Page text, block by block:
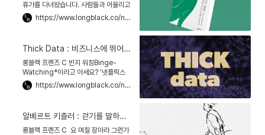
휴가를 다녀왔습니다. 사람들과 어울리고
싶어 게스트하우스에 머물렀어요. 막상
모르는 사람 사이에 있으니 공기가 어색
https://www.longblack.co/note/775
Thick Data : 비즈니스에 뛰어든 인류학자, 빅데이터에 ‘왜’를 더하다
롱블랙 프렌즈 C 빈지 워칭Binge-
Watching*이라고 아세요? ‘넷플릭스
몰아보기’를 뜻하죠. 사실 이 말은 예전부
터 있었어요. 다만 넷플릭스가 더 쉽게 만
https://www.longblack.co/note/768
알베르트 키츨러 : 걷기를 말하는 철학자, “걸으면서 견딤을 배워라”
롱블랙 프렌즈 C 요 며칠 장마라 그런가